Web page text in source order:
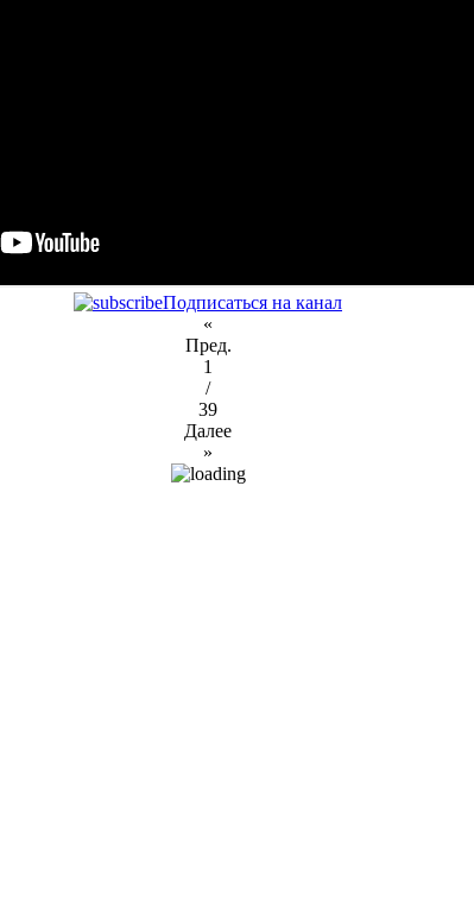
Подписаться на канал
«
Пред.
1
/
39
Далее
»